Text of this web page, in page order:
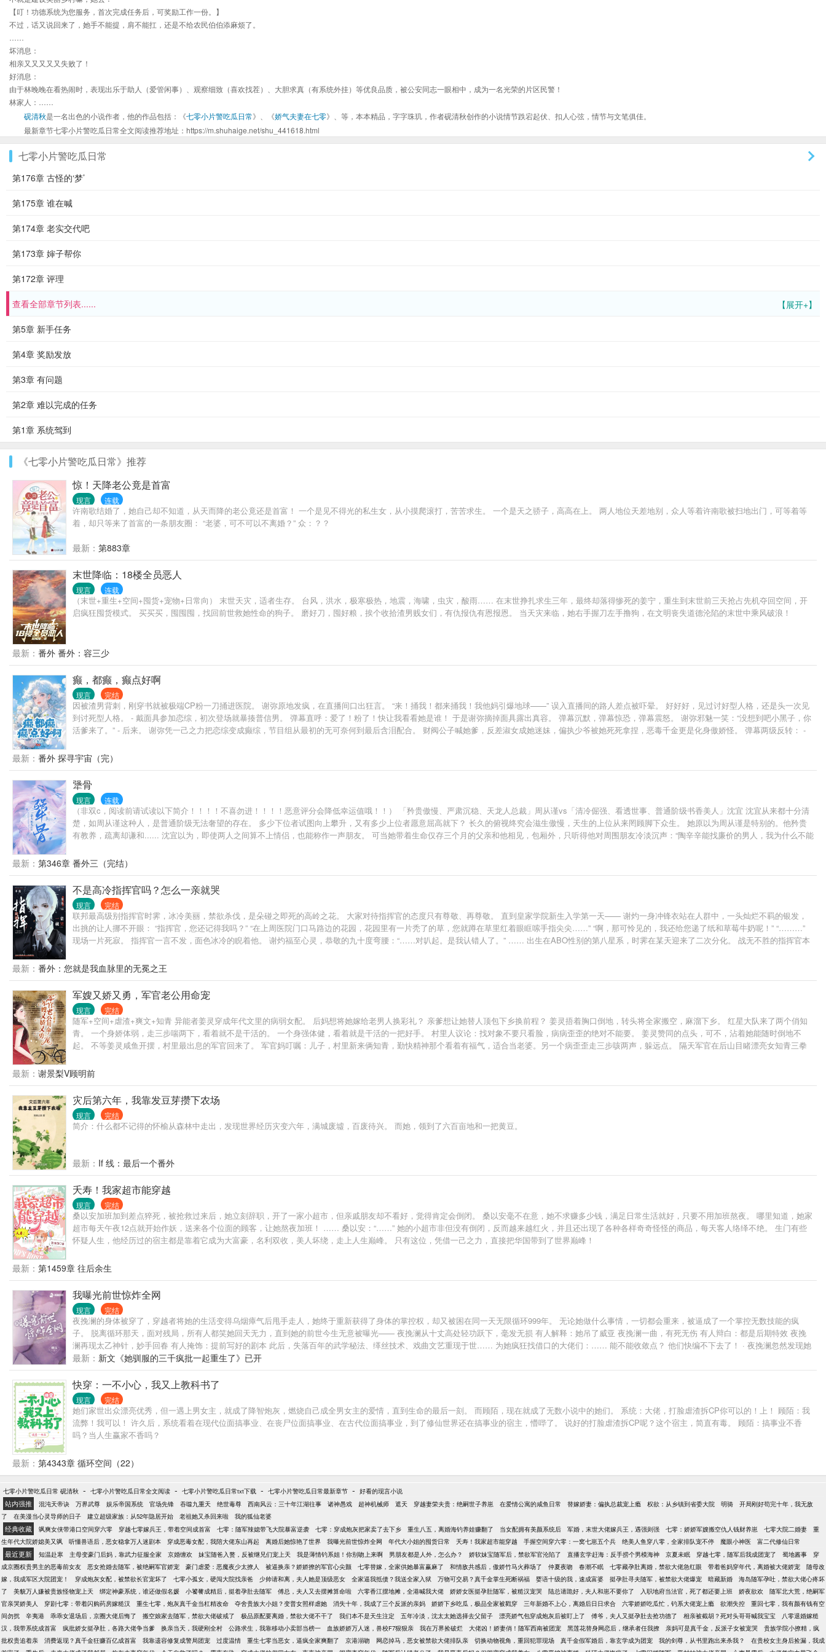
【叮！功德系统为您服务，首次完成任务后，可奖励工作一份。】
不过，话又说回来了，她手不能提，肩不能扛，还是不给农民伯伯添麻烦了。
坏消息：
相亲又又又又又失败了！
好消息：
由于林晚晚在看热闹时，表现出乐于助人（爱管闲事）、观察细致（喜欢找茬）、大胆求真（有系统外挂）等优良品质，被公安同志一眼相中，成为一名光荣的片区民警！
林家人：……
砚清秋是一名出色的小说作者，他的作品包括：《七零小片警吃瓜日常》、《娇气夫妻在七零》、等，本本精品，字字珠玑，作者砚清秋创作的小说情节跌宕起伏、扣人心弦，情节与文笔俱佳。
最新章节七零小片警吃瓜日常全文阅读推荐地址：https://m.shuhaige.net/shu_441618.html
七零小片警吃瓜日常
第176章 古怪的‘梦’
第175章 谁在喊
第174章 老实交代吧
第173章 婶子帮你
第172章 评理
【展开+】
查看全部章节列表......
第5章 新手任务
第4章 奖励发放
第3章 有问题
第2章 难以完成的任务
第1章 系统驾到
《七零小片警吃瓜日常》推荐
惊！天降老公竟是首富
现言 连载
许南歌结婚了，她自己却不知道，从天而降的老公竟还是首富！ 一个是见不得光的私生女，从小摸爬滚打，苦苦求生。 一个是天之骄子，高高在上。 两人地位天差地别，众人等着许南歌被扫地出门，可等着等
着，却只等来了首富的一条朋友圈： “老婆，可不可以不离婚？” 众：？？
最新： 第883章
末世降临：18楼全员恶人
现言 连载
（末世+重生+空间+囤货+宠物+日常向） 末世天灾，适者生存。 台风，洪水，极寒极热，地震，海啸，虫灾，酸雨…… 在末世挣扎求生三年，最终却落得惨死的姜宁，重生到末世前三天抢占先机夺回空间，开
启疯狂囤货模式。 买买买，囤囤囤，找回前世救她性命的狗子。 磨好刀，囤好粮，挨个收拾渣男贱女们，有仇报仇有恩报恩。 当天灾来临，她右手握刀左手撸狗，在文明丧失道德沦陷的末世中乘风破浪！
最新： 番外 番外：容三少
癫，都癫，癫点好啊
现言 完结
因被渣男背刺，刚穿书就被极端CP粉一刀捅进医院。 谢弥原地发疯，在直播间口出狂言。 “来！捅我！都来捅我！我他妈引爆地球——” 误入直播间的路人差点被吓晕。 好好好，见过讨好型人格，还是头一次见
到讨死型人格。 - 戴面具参加恋综，初次登场就暴揍普信男。 弹幕直呼：爱了！粉了！快让我看看她是谁！ 于是谢弥摘掉面具露出真容。 弹幕沉默，弹幕惊恐，弹幕震怒。 谢弥邪魅一笑：“没想到吧小黑子，你
活爹来了。” - 后来。 谢弥凭一己之力把恋综变成癫综，节目组从最初的无可奈何到最后含泪配合。 财阀公子喊她爹，反差淑女成她迷妹，偏执少爷被她死死拿捏，恶毒千金更是化身傲娇怪。 弹幕两级反转： -
我上节目就是冲她去的。” “我很早就认识她了。” 【永远不按套路
最新： 番外 探寻宇宙（完）
犟骨
现言 连载
（非双c，阅读前请试读以下简介！！！！不喜勿进！！！！恶意评分会降低幸运值哦！！） 「矜贵傲慢、严肃沉稳、天龙人总裁」周从谨vs「清冷倔强、看透世事、普通阶级书香美人」沈宜 沈宜从来都十分清
楚，如周从谨这种人，是普通阶级无法奢望的存在。 多少下位者试图向上攀升，又有多少上位者愿意屈高就下？ 长久的俯视终究会滋生傲慢，天生的上位从来罔顾脚下众生。 她原以为周从谨是特别的。他矜贵
有教养，疏离却谦和...... 沈宜以为，即使两人之间算不上情侣，也能称作一声朋友。 可当她带着生命仅存三个月的父亲和他相见，包厢外，只听得他对周围朋友冷淡沉声：“陶辛辛能找廉价的男人，我为什么不能
用教养伪装起来。他比他们会装，比他们......虚伪！ （注：男主周从谨，不会换男主。周从谨骨子里的优越感、傲慢是本书批判的核心点，如换男主，那么一切批判将毫无意义。介意者误入哦
最新： 第346章 番外三（完结）
不是高冷指挥官吗？怎么一亲就哭
现言 完结
联邦最高级别指挥官时霁，冰冷美丽，禁欲杀伐，是朵碰之即死的高岭之花。 大家对待指挥官的态度只有尊敬、再尊敬。 直到皇家学院新生入学第一天—— 谢灼一身冲锋衣站在人群中，一头灿烂不羁的银发，
出挑的让人挪不开眼： “指挥官，您还记得我吗？” “在上周医院门口马路边的花园，花园里有一片秃了的草，您就蹲在草里红着眼眶嗦手指尖尖……” “啊，那可怜见的，我还给您递了纸和草莓牛奶呢！” “………”
现场一片死寂。 指挥官一言不发，面色冰冷的睨着他。 谢灼福至心灵，恭敬的九十度弯腰：“……对叭起。是我认错人了。” …… 出生在ABO性别的第八星系，时霁在某天迎来了二次分化。 战无不胜的指挥官本
最新： 番外：您就是我血脉里的无冕之王
军嫂又娇又勇，军官老公用命宠
现言 完结
随军+空间+虐渣+爽文+知青 异能者姜灵穿成年代文里的病弱女配。 后妈想将她嫁给老男人换彩礼？ 亲爹想让她替人顶包下乡换前程？ 姜灵捂着胸口倒地，转头将全家搬空，麻溜下乡。 红星大队来了两个俏知
青。 一个身娇体弱，走三步喘两下，看着就不是干活的。 一个身强体健，看着就是干活的一把好手。 村里人议论：找对象不要只看脸，病病歪歪的绝对不能要。 姜灵赞同的点头，可不，沾着她能随时倒地不
起。 不等姜灵咸鱼开摆，村里最出息的军官回来了。 军官妈叮嘱：儿子，村里新来俩知青，勤快精神那个看着有福气，适合当老婆。另一个病歪歪走三步咳两声，躲远点。 隔天军官在后山目睹漂亮女知青三拳
妈。 军官妈捂住胸口：完了，被攻陷了。 听说谢景临探亲回来多了个小媳妇，听说谢景临的婚事是父母之命媒妁之言，早晚后悔。 谢景临从不在人前谈论自己妻子，不少人暗暗摇头：看来谣言石锤了。 当谢景
临牵着一个白到发光，漂亮到叫人挪不开眼的小姑娘回来时，所有人傻眼了。 众人泪奔：谣言误我。
最新： 谢景梨V顾明前
灾后第六年，我靠发豆芽攒下农场
现言 完结
简介：什么都不记得的怀榆从森林中走出，发现世界经历灾变六年，满城废墟，百废待兴。 而她，领到了六百亩地和一把黄豆。
最新： If 线：最后一个番外
夭寿！我家超市能穿越
现言 完结
桑以安加班加到差点猝死，被抢救过来后，她立刻辞职，开了一家小超市，但亲戚朋友却不看好，觉得肯定会倒闭。 桑以安毫不在意，她不求赚多少钱，满足日常生活就好，只要不用加班熬夜。 哪里知道，她家
超市每天午夜12点就开始作妖，送来各个位面的顾客，让她熬夜加班！ …… 桑以安：“……” 她的小超市非但没有倒闭，反而越来越红火，并且还出现了各种各样奇奇怪怪的商品，每天客人络绎不绝。 生门有些
怀疑人生，他经历过的宿主都是靠着它成为大富豪，名利双收，美人坏绕，走上人生巅峰。 只有这位，凭借一己之力，直接把华国带到了世界巅峰！
最新： 第1459章 往后余生
我曝光前世惊炸全网
现言 完结
夜挽澜的身体被穿了，穿越者将她的生活变得乌烟瘴气后甩手走人，她终于重新获得了身体的掌控权，却又被困在同一天无限循环999年。 无论她做什么事情，一切都会重来，被逼成了一个掌控无数技能的疯
子。 脱离循环那天，面对残局，所有人都笑她回天无力，直到她的前世今生无意被曝光—— 夜挽澜从十丈高处轻功跃下，毫发无损 有人解释：她吊了威亚 夜挽澜一曲，有死无伤 有人辩白：都是后期特效 夜挽
澜再现太乙神针，妙手回春 有人掩饰：提前写好的剧本 此后，失落百年的武学秘法、缂丝技术、戏曲文艺重现于世…… 为她疯狂找借口的大佬们：…… 能不能收敛点？ 他们快编不下去了！ · 夜挽澜忽然发现她
能听到古董的交谈，不经意间掌握了古今中外的八卦。 次日，华夏典籍天启大典问世。 隔天，国际新闻报道宁太祖宝藏被发现。 后知后觉终于发现不对劲的古董们：？？？ 夜挽澜伸出手：我带你们回家 · 我神
州瑰宝，终归华夏 新的时代，她是唯一的炬火 他以生命为赌，赌一个有她的神州盛世
最新： 新文《她驯服的三千疯批一起重生了》已开
快穿：一不小心，我又上教科书了
现言 完结
她们家世出众漂亮优秀，但一遇上男女主，就成了降智炮灰，燃烧自己成全男女主的爱情，直到生命的最后一刻。 而顾陌，现在就成了无数小说中的她们。 系统：大佬，打脸虐渣拆CP你可以的！上！ 顾陌：我
流弊！我可以！ 许久后，系统看着在现代位面搞事业、在丧尸位面搞事业、在古代位面搞事业，到了修仙世界还在搞事业的宿主，懵哔了。 说好的打脸虐渣拆CP呢？这个宿主，简直有毒。 顾陌：搞事业不香
吗？当人生赢家不香吗？
最新： 第4343章 循环空间（22）
七零小片警吃瓜日常 砚清秋 - 七零小片警吃瓜日常全文阅读 - 七零小片警吃瓜日常txt下载 - 七零小片警吃瓜日常最新章节 - 好看的现言小说
站内强推 混沌天帝诀 万界武尊 娱乐帝国系统 官场先锋 吞噬九重天 绝世毒尊 西南风云：三十年江湖往事 诸神愚戏 超神机械师 遮天 穿越妻荣夫贵：绝嗣世子养崽 在爱情公寓的咸鱼日常 替嫁娇妻：偏执总裁宠上瘾 权欲：从乡镇到省委大院 明骑
开局刚好苟完十年，我无敌
了
在美漫当心灵导师的日子 建立超级家族：从52年隐居开始 老祖她又杀回来啦 我的狐仙老婆
经典收藏 飒爽女侠带港口空间穿六零 穿越七零嫁兵王，带着空间成首富 七零：随军辣媳带飞大院暴富逆袭 七零：穿成炮灰把家卖了去下乡 重生八五，离婚海钓养娃赚翻了 当女配拥有美颜系统后 军婚，末世大佬嫁兵王，遇强则强 七零：娇娇军嫂搬空仇人钱财养崽 七零大院二婚妻
重
生年代大院娇媳美又飒
听懂兽语后，恶女稳拿万人迷剧本 穿成恶毒女配，我陪大佬东山再起 离婚后她惊艳了世界 我曝光前世惊炸全网 年代大小姐的囤货日常 夭寿！我家超市能穿越 手握空间穿六零：一窝七崽五个兵 绝美人鱼穿八零，全家排队宠不停 魔眼小神医 富二代修仙日常
最近更新 知温赴寒 主母变豪门后妈，靠武力征服全家 京婚缠欢 妹宝随爸入赘，反被继兄们宠上天 我是薄情钓系姐！你别吻上来啊 男朋友都是人外，怎么办？ 娇软妹宝随军后，禁欲军官沦陷了 直播玄学赶海：反手捞个男模海神 京夏未眠 穿越七零，随军后我成团宠了 蜀地酱事
穿
成京圈权贵男主的恶毒前女友
恶女抢婚去随军，被绝嗣军官娇宠 豪门虐爱：恶魔夜少太撩人 被逼换亲？娇娇撩的军官心尖颤 七零替嫁，全家供她暴富赢麻了 和情敌共感后，傲娇竹马火葬场了 仲夏夜吻 春潮不眠 七零藏孕肚离婚，禁欲大佬急红眼 带着爸妈穿年代，离婚被大佬娇宠
随母改
嫁，我成军区大院团宠！
穿成炮灰女配，被禁欲长官宠坏了 七零小孤女，硬闯大院找亲爸 少帅请和离，夫人她是顶级恶女 全家逼我抵债？我送全家入狱 万物可交易？真千金掌生死断祸福 婴语十级的我，速成富婆 挺孕肚寻夫随军，被禁欲大佬爆宠 暗藏新婚
海岛随军孕吐，禁欲大佬心疼坏
了
美貌万人嫌被贵族怪物宠上天 绑定神豪系统，谁还做假名媛 小饕餮成精后，挺着孕肚去随军 傅总，夫人又去摆摊算命啦 六零香江摆地摊，全港喊我大佬 娇娇女医挺孕肚随军，被糙汉宠哭 陆总请跪好，夫人和崽不要你了 入职地府当法官，死了都还要上班 娇夜欲欢
随军北大荒，绝嗣军
官亲哭娇美人
穿剧七零：带着闪购药房嫁糙汉 重生七零，炮灰真千金当杠精改命 夺舍贵族大小姐？变普女照样虐她 消失十年，我成了三个反派的亲妈 娇娇下乡吃瓜，极品全家被戳穿 三年新婚不上心，离婚后日日求合 六零娇娇吃瓜忙，钓系大佬宠上瘾 欲潮失控
重回七零，我有颜有钱有空
间勿扰
辛夷港 乖乖女退场后，京圈大佬后悔了 搬空娘家去随军，禁欲大佬破戒了 极品原配要离婚，禁欲大佬不干了 我们本不是天生注定 五年冷淡，沈太太她选择去父留子 漂亮娇气包穿成炮灰后被盯上了 傅爷，夫人又挺孕肚去抢功德了 相亲被截胡？死对头哥哥喊我宝宝
八零退婚嫁糙
汉，我带系统成首富
疯批娇女挺孕肚，各路大佬争当爹 换亲当天，我硬刚全村 公路求生，我靠移动小卖部当榜一 血族娇娇万人迷，兽校F7狠狠亲 我在万界捡破烂 大佬凶！娇妻俏！随军西南被团宠 黑莲花替身网恋后，继承者任我撩 亲妈可是真千金，反派子女被宠哭
贵族学院小撩精，疯
批权贵追着亲
消费返现？真千金狂赚百亿成首富 我靠遗容修复成警局团宠 过度温情 重生七零当恶女，逼疯全家爽翻了 京港溺吻 网恋掉马，恶女被禁欲大佬排队亲 切换动物视角，重回犯罪现场 真千金假军婚后，靠玄学成为团宠 我的剑尊，从书里跑出来杀我？
在贵校女主身后捡漏，我成